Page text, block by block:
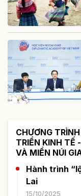
CHƯƠNG
TRIỂN KINH TẾ
VÀ MIỀN NÚI
Hành trình
Lai
15/10/2025